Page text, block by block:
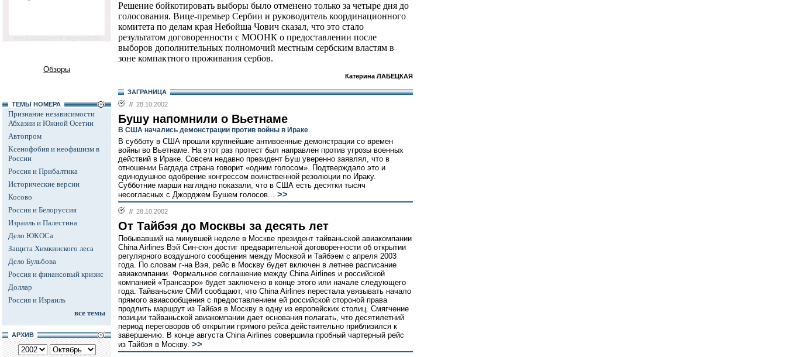
Обзоры
ТЕМЫ НОМЕРА
Признание независимости
Абхазии и Южной Осетии
Автопром
Ксенофобия и неофашизм в
России
Россия и Прибалтика
Исторические версии
Косово
Россия и Белоруссия
Израиль и Палестина
Дело ЮКОСа
Защита Химкинского леса
Дело Бульбова
Россия и финансовый кризис
Доллар
Россия и Израиль
все темы
АРХИВ
Решение бойкотировать выборы было отменено только за четыре дня до
голосования. Вице-премьер Сербии и руководитель координационного
комитета по делам края Небойша Чович сказал, что это стало
результатом договоренности с МООНК о предоставлении после
выборов дополнительных полномочий местным сербским властям в
зоне компактного проживания сербов.
Катерина ЛАБЕЦКАЯ
ЗАГРАНИЦА
// 28.10.2002
Бушу напомнили о Вьетнаме
В США начались демонстрации против войны в Ираке
В субботу в США прошли крупнейшие антивоенные демонстрации со времен
войны во Вьетнаме. На этот раз протест был направлен против угрозы военных
действий в Ираке. Совсем недавно президент Буш уверенно заявлял, что в
отношении Багдада страна говорит «одним голосом». Подтверждало это и
единодушное одобрение конгрессом воинственной резолюции по Ираку.
Субботние марши наглядно показали, что в США есть десятки тысяч
несогласных с Джорджем Бушем голосов... >>
// 28.10.2002
От Тайбэя до Москвы за десять лет
Побывавший на минувшей неделе в Москве президент тайваньской авиакомпании
China Airlines Вэй Син-сюн достиг предварительной договоренности об открытии
регулярного воздушного сообщения между Москвой и Тайбэем с апреля 2003
года. По словам г-на Вэя, рейс в Москву будет включен в летнее расписание
авиакомпании. Формальное соглашение между China Airlines и российской
компанией «Трансаэро» будет заключено в конце этого или начале следующего
года. Тайваньские СМИ сообщают, что China Airlines перестала увязывать начало
прямого авиасообщения с предоставлением ей российской стороной права
продлить маршрут из Тайбэя в Москву в одну из европейских столиц. Смягчение
позиции тайваньской авиакомпании дает основания полагать, что десятилетний
период переговоров об открытии прямого рейса действительно приблизился к
завершению. В конце августа China Airlines совершила пробный чартерный рейс
из Тайбэя в Москву. >>